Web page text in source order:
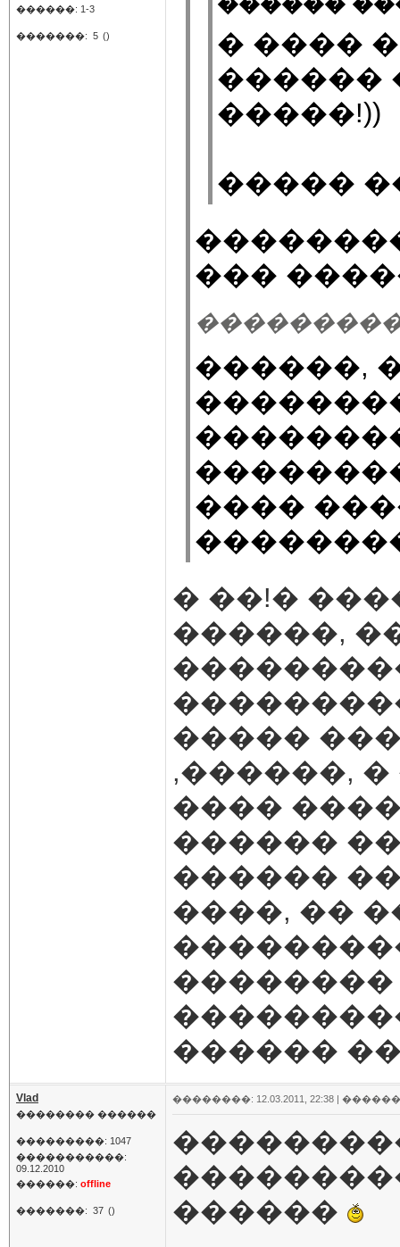
������: 1-3
�������: 5 ()
� ����
������
�����!))
�����
���
���������
������,
����
� ��!�
������,
�����
,������,
����
������
������
����, ��
��������
������
Vlad
�������� ������
���������: 1047
�����������:
09.12.2010
������: offline
�������: 37 ()
��������: 12.03.2011, 22:38 |
������